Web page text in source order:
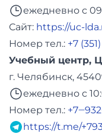
ежедневно с
Сайт: https://uc-
Номер тел.: +7
Учебный центр,
г. Челябинск,
ежедневно с
Номер тел.:
https://t.me/